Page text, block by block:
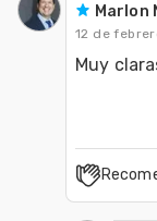
Marlon
12 de
Muy